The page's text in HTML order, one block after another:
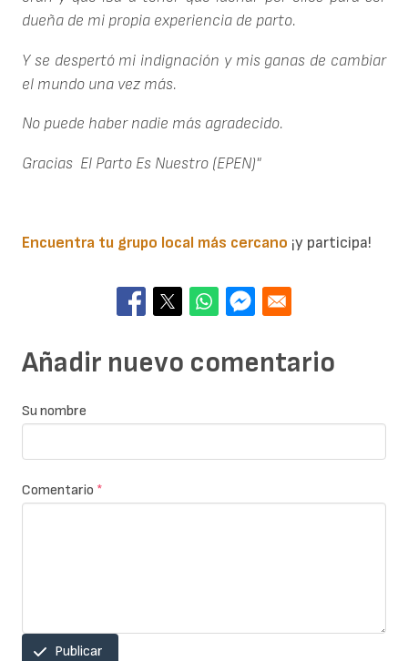
dueña de mi propia experiencia de parto.
Y se despertó mi indignación y mis ganas de cambiar
el mundo una vez más.
No puede haber nadie más agradecido.
Gracias El Parto Es Nuestro (EPEN)"
Encuentra tu grupo local más cercano ¡y participa!
Añadir nuevo comentario
Su nombre
Comentario *
Publicar